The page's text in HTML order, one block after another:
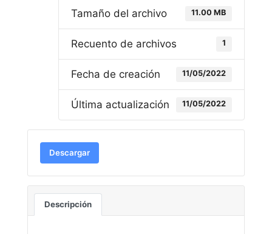
Tamaño del archivo 11.00 MB
Recuento de archivos 1
Fecha de creación 11/05/2022
Última actualización 11/05/2022
Descargar
Descripción